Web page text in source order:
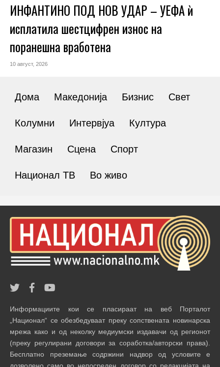
ИНФАНТИНО ПОД НОВ УДАР – УЕФА ѝ
исплатила шестцифрен износ на
поранешна вработена
10 август, 2026
Дома Македонија Бизнис Свет
Колумни Интервјуа Култура
Магазин Сцена Спорт
Национал ТВ Во живо
Информациите кои се пласираат на веб Порталот
„Национал“ се обезбедуваат преку сопствената новинарска
мрежа како и од неколку медиумски издавачи од регионот
(преку регулирани договори за соработка/авторски права).
Бесплатно преземање содржини надвор од условите е